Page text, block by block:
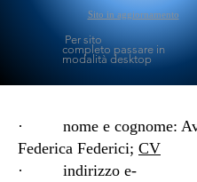
Sito in aggiornamento
Per sito
completo passare in
modalità desktop
· nome e cognome:
Federica Federici; CV
· indirizzo e-